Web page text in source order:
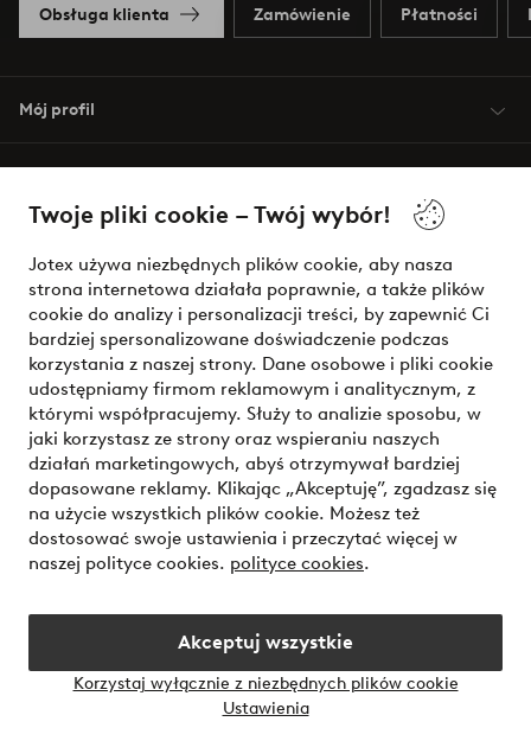
Twoje pliki cookie – Twój wybór!
Jotex używa niezbędnych plików cookie, aby nasza
strona internetowa działała poprawnie, a także plików
cookie do analizy i personalizacji treści, by zapewnić Ci
bardziej spersonalizowane doświadczenie podczas
korzystania z naszej strony. Dane osobowe i pliki cookie
udostępniamy firmom reklamowym i analitycznym, z
którymi współpracujemy. Służy to analizie sposobu, w
jaki korzystasz ze strony oraz wspieraniu naszych
działań marketingowych, abyś otrzymywał bardziej
dopasowane reklamy. Klikając „Akceptuję”, zgadzasz się
na użycie wszystkich plików cookie. Możesz też
dostosować swoje ustawienia i przeczytać więcej w
naszej polityce cookies. polityce cookies.
Akceptuj wszystkie
Korzystaj wyłącznie z niezbędnych plików cookie
Ustawienia
Obsługa klienta Zamówienie Płatności
Mój profil
Warunki
Bezpieczne płatności - zapłać teraz lub podziel się
Chcesz dowiedzieć się więcej o naszych opcjach płatności